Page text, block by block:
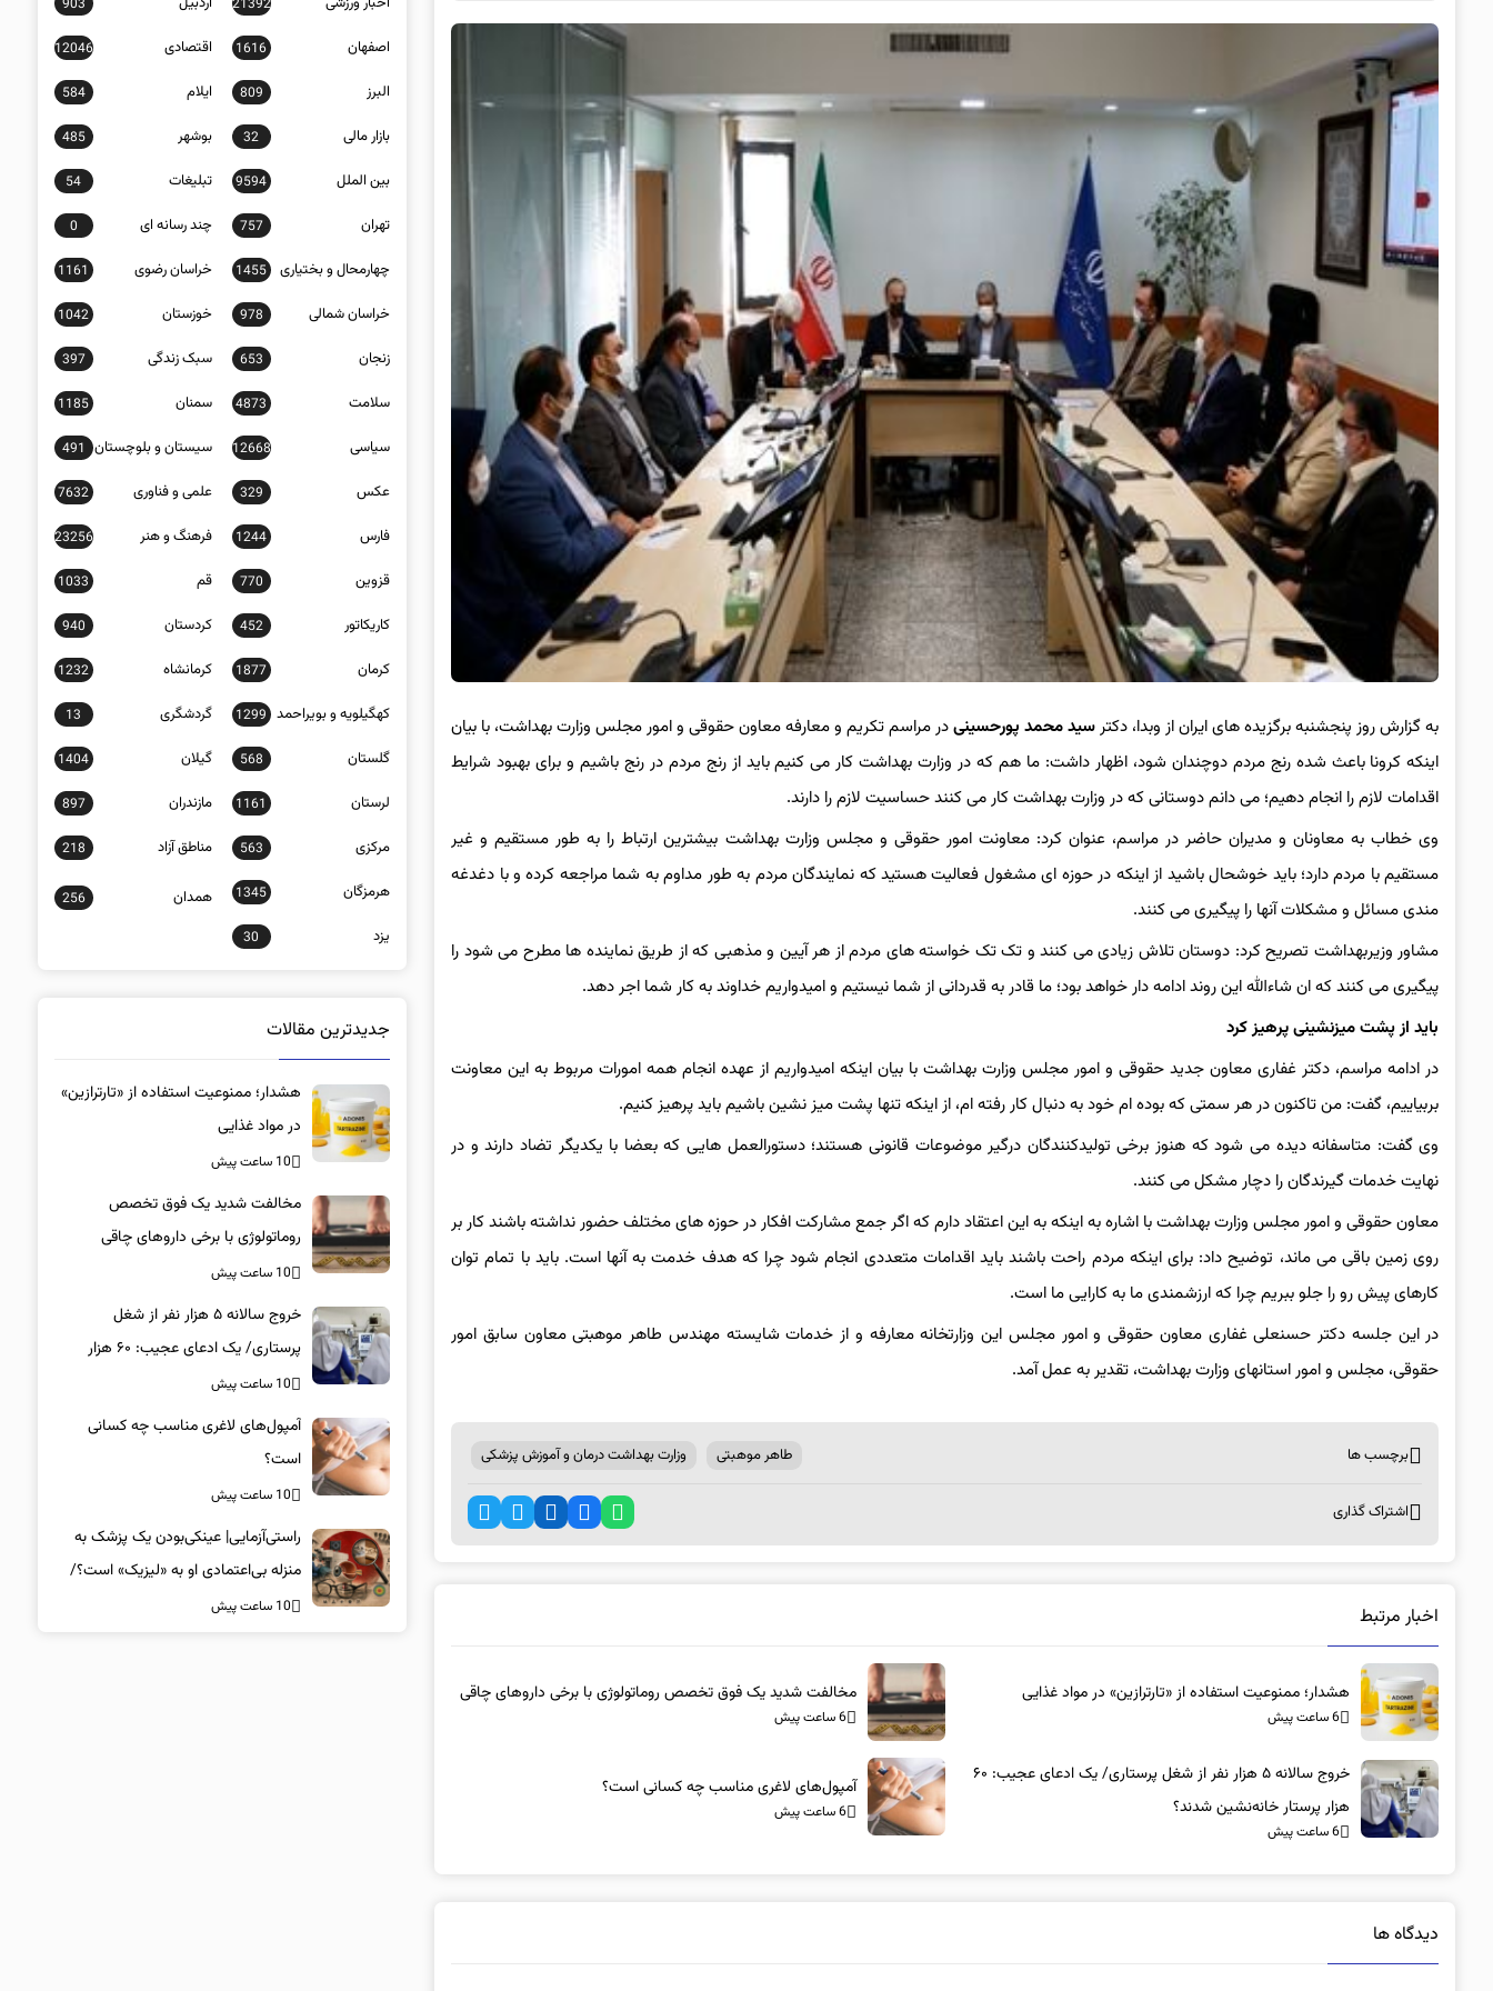
به گزارش روز پنجشنبه برگزیده های ایران از وبدا، دکترسید محمد پورحسینیدر مراسم تکریم و معارفه معاون حقوقی و امور مجلس وزارت بهداشت، با بیان
اینکه کرونا باعث شده رنج مردم دوچندان شود، اظهار داشت: ما هم که در وزارت بهداشت کار می کنیم باید از رنج مردم در رنج باشیم و برای بهبود شرایط
اقدامات لازم را انجام دهیم؛ می دانم دوستانی که در وزارت بهداشت کار می کنند حساسیت لازم را دارند.
وی خطاب به معاونان و مدیران حاضر در مراسم، عنوان کرد: معاونت امور حقوقی و مجلس وزارت بهداشت بیشترین ارتباط را به طور مستقیم و غیر
مستقیم با مردم دارد؛ باید خوشحال باشید از اینکه در حوزه ای مشغول فعالیت هستید که نمایندگان مردم به طور مداوم به شما مراجعه کرده و با دغدغه
مندی مسائل و مشکلات آنها را پیگیری می کنند.
مشاور وزیربهداشت تصریح کرد: دوستان تلاش زیادی می کنند و تک تک خواسته های مردم از هر آیین و مذهبی که از طریق نماینده ها مطرح می شود را
پیگیری می کنند که ان شاءالله این روند ادامه دار خواهد بود؛ ما قادر به قدردانی از شما نیستیم و امیدواریم خداوند به کار شما اجر دهد.
باید از پشت میزنشینی پرهیز کرد
در ادامه مراسم، دکتر غفاری معاون جدید حقوقی و امور مجلس وزارت بهداشت با بیان اینکه امیدواریم از عهده انجام همه امورات مربوط به این معاونت
بربیاییم، گفت: من تاکنون در هر سمتی که بوده ام خود به دنبال کار رفته ام، از اینکه تنها پشت میز نشین باشیم باید پرهیز کنیم.
وی گفت: متاسفانه دیده می شود که هنوز برخی تولیدکنندگان درگیر موضوعات قانونی هستند؛ دستورالعمل هایی که بعضا با یکدیگر تضاد دارند و در
نهایت خدمات گیرندگان را دچار مشکل می کنند.
معاون حقوقی و امور مجلس وزارت بهداشت با اشاره به اینکه به این اعتقاد دارم که اگر جمع مشارکت افکار در حوزه های مختلف حضور نداشته باشند کار بر
روی زمین باقی می ماند، توضیح داد: برای اینکه مردم راحت باشند باید اقدامات متعددی انجام شود چرا که هدف خدمت به آنها است. باید با تمام توان
کارهای پیش رو را جلو ببریم چرا که ارزشمندی ما به کارایی ما است.
در این جلسه دکتر حسنعلی غفاری معاون حقوقی و امور مجلس این وزارتخانه معارفه و از خدمات شایسته مهندس طاهر موهبتی معاون سابق امور
حقوقی، مجلس و امور استانهای وزارت بهداشت، تقدیر به عمل آمد.
برچسب ها طاهر موهبتی وزارت بهداشت درمان و آموزش پزشکی
اشتراک گذاری
اخبار مرتبط
هشدار؛ ممنوعیت استفاده از «تارترازین» در مواد غذایی
6 ساعت پیش
مخالفت شدید یک فوق تخصص روماتولوژی با برخی داروهای چاقی
6 ساعت پیش
خروج سالانه ۵ هزار نفر از شغل پرستاری/ یک ادعای عجیب: ۶۰
هزار پرستار خانه‌نشین شدند؟
6 ساعت پیش
آمپول‌های لاغری مناسب چه کسانی است؟
6 ساعت پیش
دیدگاه ها
21392
903
اصفهان 1616 اقتصادی 12046
البرز 809 ایلام 584
بازار مالی 32 بوشهر 485
بین الملل 9594 تبلیغات 54
تهران 757 چند رسانه ای 0
چهارمحال و بختیاری 1455 خراسان رضوی 1161
خراسان شمالی 978 خوزستان 1042
زنجان 653 سبک زندگی 397
سلامت 4873 سمنان 1185
سیاسی 12668 سیستان و بلوچستان 491
عکس 329 علمی و فناوری 7632
فارس 1244 فرهنگ و هنر 23256
قزوین 770 قم 1033
کاریکاتور 452 کردستان 940
کرمان 1877 کرمانشاه 1232
کهگیلویه و بویراحمد 1299 گردشگری 13
گلستان 568 گیلان 1404
لرستان 1161 مازندران 897
مرکزی 563 مناطق آزاد 218
هرمزگان 1345 همدان 256
یزد 30
جدیدترین مقالات
هشدار؛ ممنوعیت استفاده از «تارترازین»
در مواد غذایی
10 ساعت پیش
مخالفت شدید یک فوق تخصص
روماتولوژی با برخی داروهای چاقی
10 ساعت پیش
خروج سالانه ۵ هزار نفر از شغل
پرستاری/ یک ادعای عجیب: ۶۰ هزار
پرستار خانه‌نشین شدند؟
10 ساعت پیش
آمپول‌های لاغری مناسب چه کسانی
است؟
10 ساعت پیش
راستی‌آزمایی| عینکی‌بودن یک پزشک به
منزله بی‌اعتمادی او به «لیزیک» است؟/
جراحان، چشم فرزندان خود را لیزیک
10 ساعت پیش